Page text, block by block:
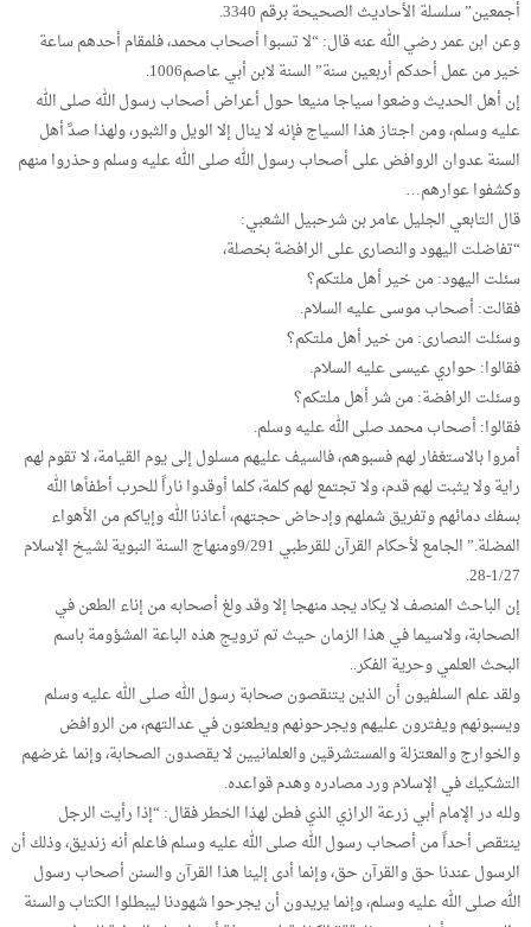
أجمعين” سلسلة الأحاديث الصحيحة برقم 3340.
وعن ابن عمر رضي الله عنه قال: “لا تسبوا أصحاب محمد، فلمقام أحدهم ساعة
خير من عمل أحدكم أربعين سنة” السنة لابن أبي عاصم1006.
إن أهل الحديث وضعوا سياجا منيعا حول أعراض أصحاب رسول الله صلى الله
عليه وسلم، ومن اجتاز هذا السياج فإنه لا ينال إلا الويل والثبور، ولهذا صدَّ أهل
السنة عدوان الروافض على أصحاب رسول الله صلى الله عليه وسلم وحذروا منهم
وكشفوا عوارهم…
قال التابعي الجليل عامر بن شرحبيل الشعبي:
“تفاضلت اليهود والنصارى على الرافضة بخصلة،
سئلت اليهود: من خير أهل ملتكم؟
فقالت: أصحاب موسى عليه السلام.
وسئلت النصارى: من خير أهل ملتكم؟
فقالوا: حواري عيسى عليه السلام.
وسئلت الرافضة: من شر أهل ملتكم؟
فقالوا: أصحاب محمد صلى الله عليه وسلم.
أمروا بالاستغفار لهم فسبوهم، فالسيف عليهم مسلول إلى يوم القيامة، لا تقوم لهم
راية ولا يثبت لهم قدم، ولا تجتمع لهم كلمة، كلما أوقدوا ناراً للحرب أطفأها الله
بسفك دمائهم وتفريق شملهم وإدحاض حجتهم، أعاذنا الله وإياكم من الأهواء
المضلة.” الجامع لأحكام القرآن للقرطبي 9/291ومنهاج السنة النبوية لشيخ الإسلام
1/27-28.
إن الباحث المنصف لا يكاد يجد منهجا إلا وقد ولغ أصحابه من إناء الطعن في
الصحابة، ولاسيما في هذا الزمان حيث تم ترويج هذه الباعة المشؤومة باسم
البحث العلمي وحرية الفكر..
ولقد علم السلفيون أن الذين يتنقصون صحابة رسول الله صلى الله عليه وسلم
ويسبونهم ويفترون عليهم ويجرحونهم ويطعنون في عدالتهم، من الروافض
والخوارج والمعتزلة والمستشرقين والعلمانيين لا يقصدون الصحابة، وإنما غرضهم
التشكيك في الإسلام ورد مصادره وهدم قواعده.
ولله در الإمام أبي زرعة الرازي الذي فطن لهذا الخطر فقال: “إذا رأيت الرجل
ينتقص أحداً من أصحاب رسول الله صلى الله عليه وسلم فاعلم أنه زنديق، وذلك أن
الرسول عندنا حق والقرآن حق، وإنما أدى إلينا هذا القرآن والسنن أصحاب رسول
الله صلى الله عليه وسلم، وإنما يريدون أن يجرحوا شهودنا ليبطلوا الكتاب والسنة